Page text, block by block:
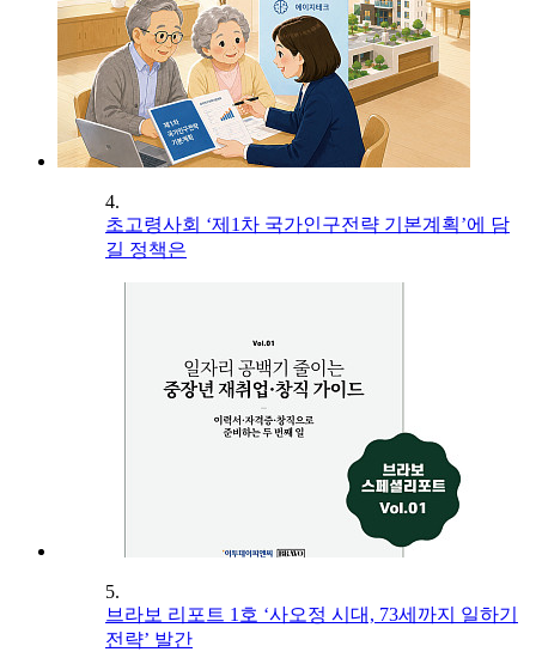
4.
초고령사회 ‘제1차 국가인구전략 기본계획’에 담
길 정책은
5.
브라보 리포트 1호 ‘사오정 시대, 73세까지 일하기
전략’ 발간